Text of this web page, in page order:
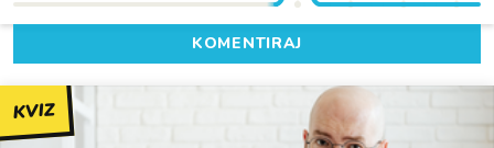
KOMENTIRAJ
KVIZ